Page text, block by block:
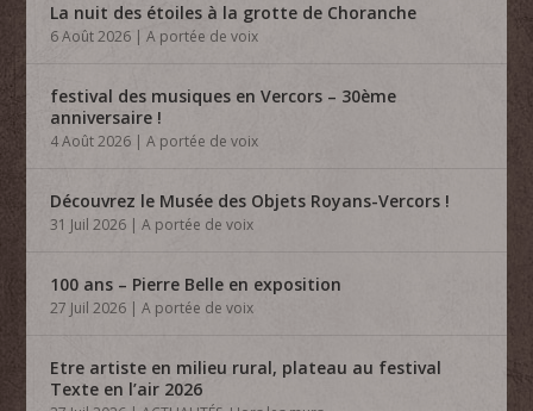
La nuit des étoiles à la grotte de Choranche
6 Août 2026 |A portée de voix
festival des musiques en Vercors – 30ème
anniversaire !
4 Août 2026 |A portée de voix
Découvrez le Musée des Objets Royans-Vercors !
31 Juil 2026 |A portée de voix
100 ans – Pierre Belle en exposition
27 Juil 2026 |A portée de voix
Etre artiste en milieu rural, plateau au festival
Texte en l’air 2026